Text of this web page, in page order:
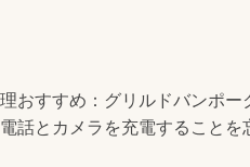
おすすめ：グリルドバンポ
話とカメラを充電することを